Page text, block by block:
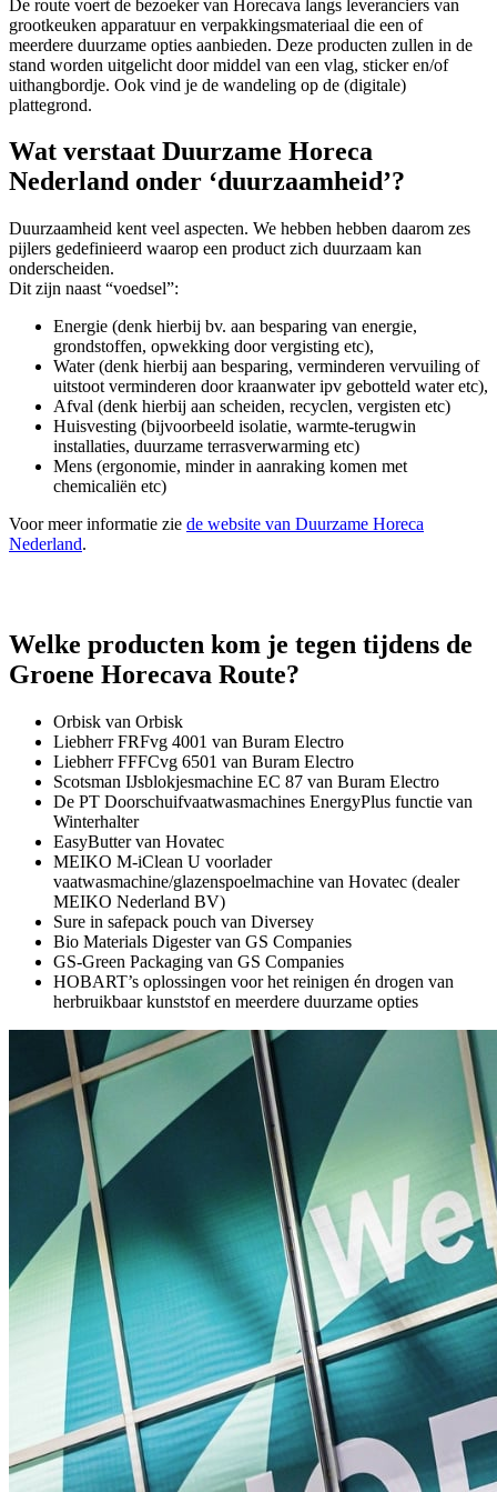
De route voert de bezoeker van Horecava langs leveranciers van
grootkeuken apparatuur en verpakkingsmateriaal die een of
meerdere duurzame opties aanbieden. Deze producten zullen in de
stand worden uitgelicht door middel van een vlag, sticker en/of
uithangbordje. Ook vind je de wandeling op de (digitale)
plattegrond.
Wat verstaat Duurzame Horeca
Nederland onder ‘duurzaamheid’?
Duurzaamheid kent veel aspecten. We hebben hebben daarom zes
pijlers gedefinieerd waarop een product zich duurzaam kan
onderscheiden.
Dit zijn naast “voedsel”:
Energie (denk hierbij bv. aan besparing van energie,
grondstoffen, opwekking door vergisting etc),
Water (denk hierbij aan besparing, verminderen vervuiling of
uitstoot verminderen door kraanwater ipv gebotteld water etc),
Afval (denk hierbij aan scheiden, recyclen, vergisten etc)
Huisvesting (bijvoorbeeld isolatie, warmte-terugwin
installaties, duurzame terrasverwarming etc)
Mens (ergonomie, minder in aanraking komen met
chemicaliën etc)
Voor meer informatie zie de website van Duurzame Horeca
Nederland.
Welke producten kom je tegen tijdens de
Groene Horecava Route?
Orbisk van Orbisk
Liebherr FRFvg 4001 van Buram Electro
Liebherr FFFCvg 6501 van Buram Electro
Scotsman IJsblokjesmachine EC 87 van Buram Electro
De PT Doorschuifvaatwasmachines EnergyPlus functie van
Winterhalter
EasyButter van Hovatec
MEIKO M-iClean U voorlader
vaatwasmachine/glazenspoelmachine van Hovatec (dealer
MEIKO Nederland BV)
Sure in safepack pouch van Diversey
Bio Materials Digester van GS Companies
GS-Green Packaging van GS Companies
HOBART’s oplossingen voor het reinigen én drogen van
herbruikbaar kunststof en meerdere duurzame opties